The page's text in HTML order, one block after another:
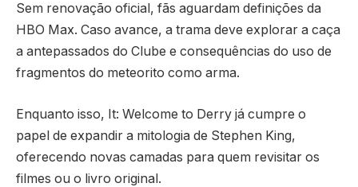
Sem renovação oficial, fãs aguardam definições da
HBO Max. Caso avance, a trama deve explorar a caça
a antepassados do Clube e consequências do uso de
fragmentos do meteorito como arma.
Enquanto isso, It: Welcome to Derry já cumpre o
papel de expandir a mitologia de Stephen King,
oferecendo novas camadas para quem revisitar os
filmes ou o livro original.